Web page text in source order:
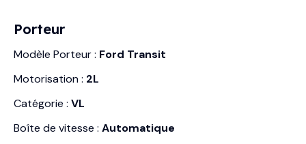
Porteur
Modèle Porteur : Ford Transit
Motorisation : 2L
Catégorie : VL
Boîte de vitesse : Automatique